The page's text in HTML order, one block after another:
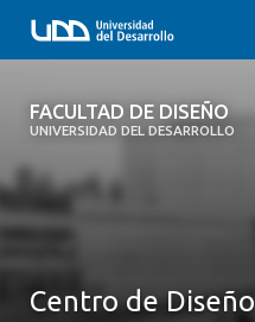
FACULTAD DE DISEÑO
UNIVERSIDAD DEL DESARROLLO
FACULTAD DE DISEÑO
INICIO
Centro de Diseño